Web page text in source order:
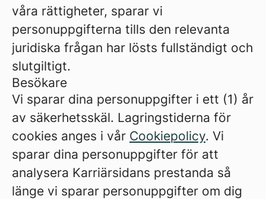
våra rättigheter, sparar vi
personuppgifterna tills den relevanta
juridiska frågan har lösts fullständigt och
slutgiltigt.
Besökare
Vi sparar dina personuppgifter i ett (1) år
av säkerhetsskäl. Lagringstiderna för
cookies anges i vår Cookiepolicy. Vi
sparar dina personuppgifter för att
analysera Karriärsidans prestanda så
länge vi sparar personuppgifter om dig